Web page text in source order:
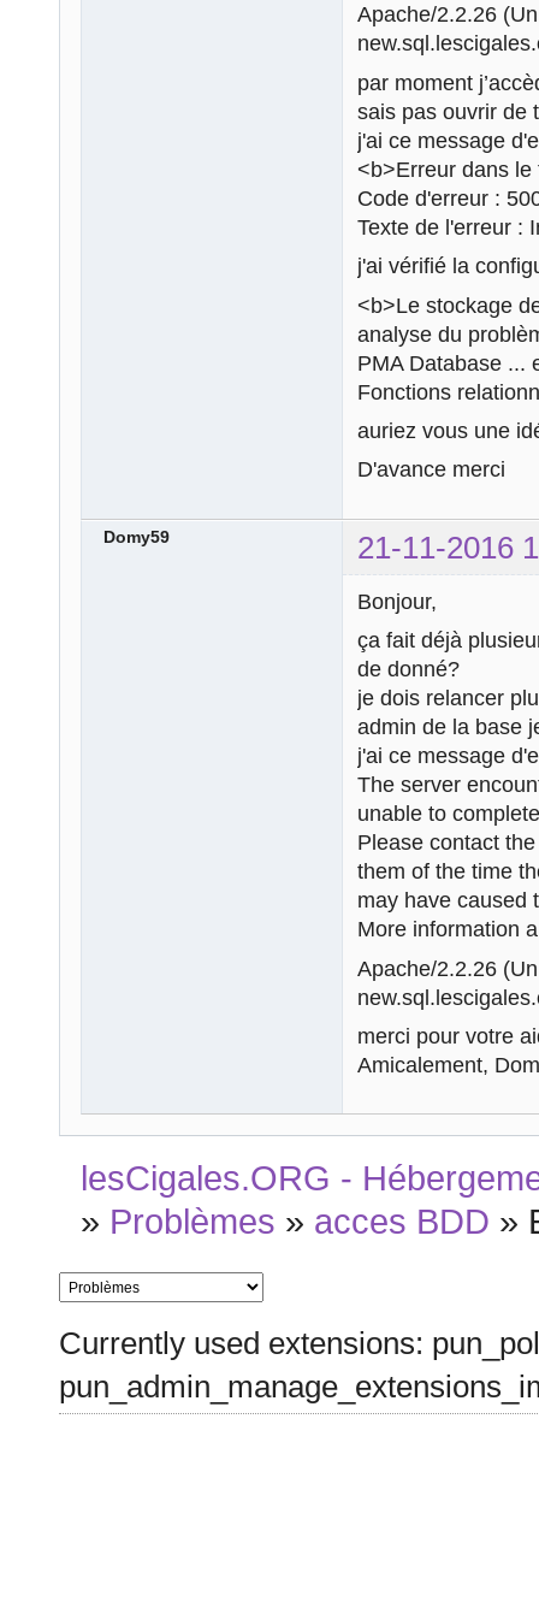
Apache/2.2.26
par moment
sais pas ouvrir de
j'ai ce message
<b>Erreur dans
Code d'erreur :
Texte de l'erreur :
j'ai vérifié la
<b>Le stockage
analyse du
PMA Database ...
Fonctions
auriez vous une
D'avance merci
Domy59 21-11-2016
Bonjour,
ça fait déjà
de donné?
je dois relancer
admin de la base
j'ai ce message
The server
unable to
Please contact
them of the time
may have caused
More information
Apache/2.2.26
merci pour votre
Amicalement,
lesCigales.ORG -
» Problèmes » acces BDD »
Currently used extensions: